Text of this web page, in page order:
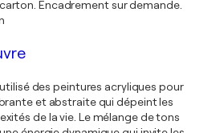
Encadrement sur demande.
des peintures acryliques pour
et abstraite qui dépeint les
de la vie. Le mélange de tons